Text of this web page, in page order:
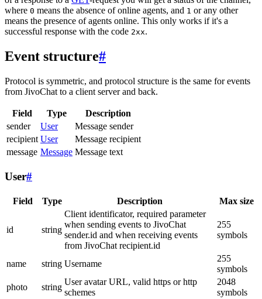
where 0 means the absence of online agents, and 1 or any other
means the presence of agents online. This only works if it's a
successful response with the code 2xx.
Event structure#
Protocol is symmetric, and protocol structure is the same for events
from JivoChat to a client server and back.
Field Type
Description
sender
User
Message sender
recipient User
Message recipient
message Message Message text
User#
Field Type Description Max size
id string
Client identificator, required parameter
when sending events to JivoChat
sender.id and when receiving events
from JivoChat recipient.id
255
symbols
name string Username
255
symbols
photo
string
User avatar URL, valid https or http
schemes
2048
symbols